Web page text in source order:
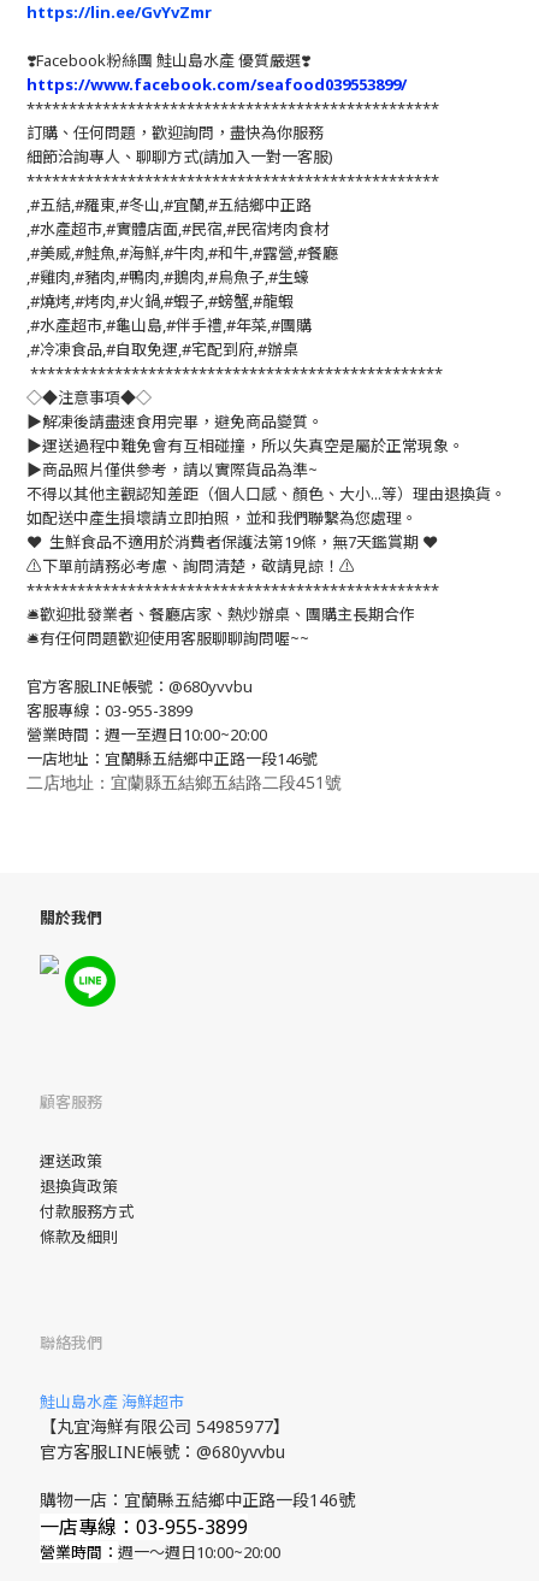
https://lin.ee/GvYvZmr
❣️Facebook粉絲團 鮭山島水產 優質嚴選❣️
https://www.facebook.com/seafood039553899/
*************************************************
訂購、任何問題，歡迎詢問，盡快為你服務
細節洽詢專人、聊聊方式(請加入一對一客服)
*************************************************
,#五結,#羅東,#冬山,#宜蘭,#五結鄉中正路
,#水產超市,#實體店面,#民宿,#民宿烤肉食材
,#美威,#鮭魚,#海鮮,#牛肉,#和牛,#露營,#餐廳
,#雞肉,#豬肉,#鴨肉,#鵝肉,#烏魚子,#生蠔
,#燒烤,#烤肉,#火鍋,#蝦子,#螃蟹,#龍蝦
,#水產超市,#龜山島,#伴手禮,#年菜,#團購
,#冷凍食品,#自取免運,#宅配到府,#辦桌
*************************************************
◇◆注意事項◆◇
▶️解凍後請盡速食用完畢，避免商品變質。
▶️運送過程中難免會有互相碰撞，所以失真空是屬於正常現象。
▶️商品照片僅供參考，請以實際貨品為準~
不得以其他主觀認知差距（個人口感、顏色、大小...等）理由退換貨。
如配送中產生損壞請立即拍照，並和我們聯繫為您處理。
❤️ 生鮮食品不適用於消費者保護法第19條，無7天鑑賞期 ❤️
⚠️下單前請務必考慮、詢問清楚，敬請見諒！⚠️
*************************************************
🛎歡迎批發業者、餐廳店家、熱炒辦桌、團購主長期合作
🛎有任何問題歡迎使用客服聊聊詢問喔~~
官方客服LINE帳號：@680yvvbu
客服專線：03-955-3899
營業時間：週一至週日10:00~20:00
一店地址：宜蘭縣五結鄉中正路一段146號
二店地址：宜蘭縣五結鄉五結路二段451號
關於我們
顧客服務
運送政策
退換貨政策
付款服務方式
條款及細則
聯絡我們
鮭山島水產 海鮮超市
【丸宜海鮮有限公司 54985977】
官方客服LINE帳號：@680yvvbu
購物一店：宜蘭縣五結鄉中正路一段146號
一店專線：03-955-3899
營業時間： 週一～週日10:00~20:00